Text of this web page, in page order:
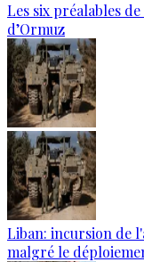
Les six préalables
d’Ormuz
Liban: incursion de
malgré le